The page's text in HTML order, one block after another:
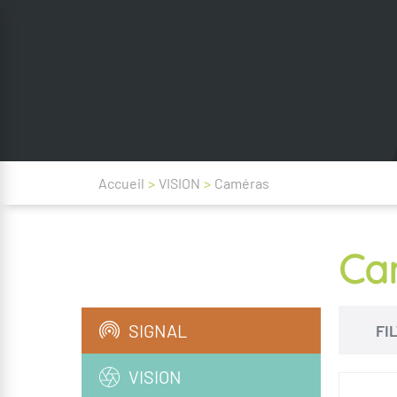
Accueil > VISION > Caméras
SIGNAL
VISION